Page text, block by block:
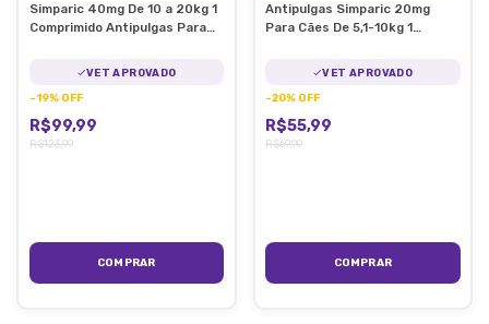
Simparic 40mg De 10 a 20kg 1
Comprimido Antipulgas Para
VET APROVADO
-19% OFF
R$99,99
R$123,99
Antipulgas Simparic 20mg
Para Cães De 5,1-10kg 1
VET APROVADO
-20% OFF
R$55,99
R$69,99